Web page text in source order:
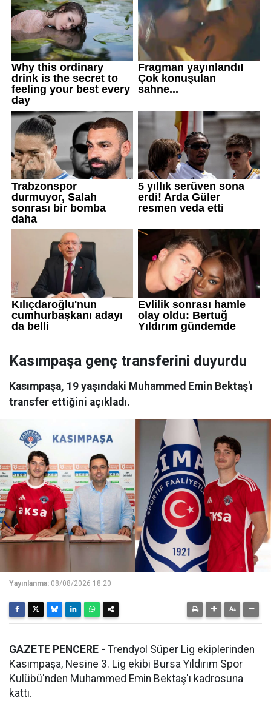
Kasımpaşa genç transferini duyurdu
Kasımpaşa, 19 yaşındaki Muhammed Emin Bektaş'ı
transfer ettiğini açıkladı.
Yayınlanma: 08/08/2026 18:20
GAZETE PENCERE - Trendyol Süper Lig ekiplerinden
Kasımpaşa, Nesine 3. Lig ekibi Bursa Yıldırım Spor
Kulübü'nden Muhammed Emin Bektaş'ı kadrosuna
kattı.